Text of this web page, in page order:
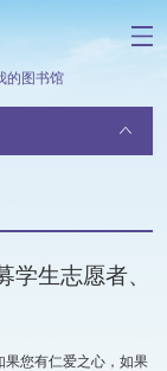
的图书馆
学生志愿者、
您有仁爱之心，如果